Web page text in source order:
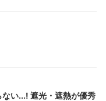
い...! 遮光・遮熱が優秀